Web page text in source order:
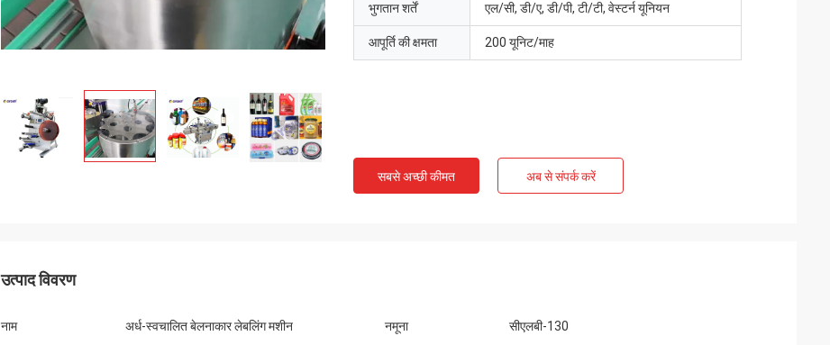
भुगतान शर्तें एल/सी, डी/ए, डी/पी, टी/टी, वेस्टर्न यूनियन
आपूर्ति की क्षमता 200 यूनिट/माह
सबसे अच्छी कीमत अब से संपर्क करें
उत्पाद विवरण
नाम अर्ध-स्वचालित बेलनाकार लेबलिंग मशीन नमूना सीएलबी-130